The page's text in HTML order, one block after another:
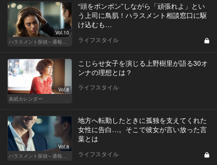
Vol.10
“頭をポンポン”しながら「頑張れよ」とい
う上司に鳥肌！ハラスメント相談窓口に駆
け込むも…
ライフスタイル
Vol.8
表紙カレンダー
こじらせ女子を演じる上野樹里が語る30オ
ンナの理想とは？
ライフスタイル
Vol.8
地方へ転勤したときに孤独を支えてくれた
女性に告白…。そこで彼女が言い放った言
葉とは
ライフスタイル